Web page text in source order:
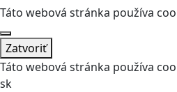
Táto webová stránka používa
Zatvoriť
Táto webová stránka používa
sk